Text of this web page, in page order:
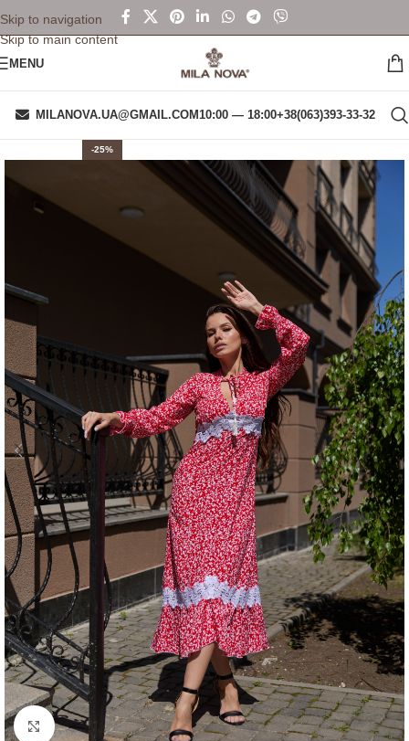
Skip to navigation
Skip to main content
MENU
MILANOVA.UA@GMAIL.COM10:00 — 18:00+38(063)393-33-32
-25%
Click to enlarge